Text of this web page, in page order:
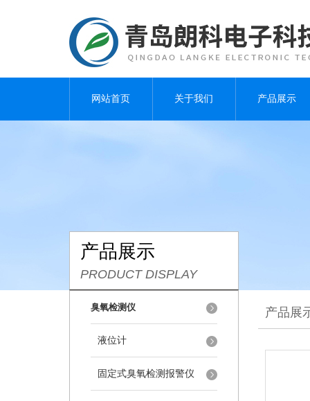
网站首页 关于我们 产品展示
产品展示
PRODUCT DISPLAY
臭氧检测仪
液位计
固定式臭氧检测报警仪
产品展